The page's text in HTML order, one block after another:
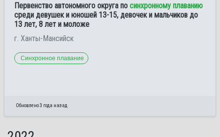
Первенство автономного округа по синхронному плаванию
среди девушек и юношей 13-15, девочек и мальчиков до
13 лет, 8 лет и моложе
г. Ханты-Мансийск
Синхронное плавание
Обновлено 3 года назад